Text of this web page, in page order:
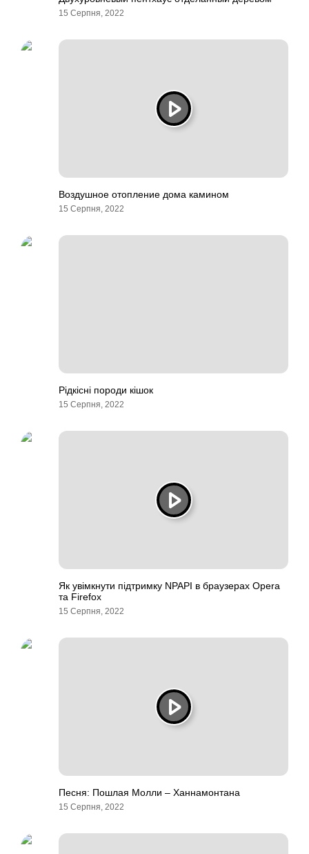
15 Серпня, 2022
Воздушное отопление дома камином
15 Серпня, 2022
Рідкісні породи кішок
15 Серпня, 2022
Як увімкнути підтримку NPAPI в браузерах Opera
та Firefox
15 Серпня, 2022
Песня: Пошлая Молли – Ханнамонтана
15 Серпня, 2022